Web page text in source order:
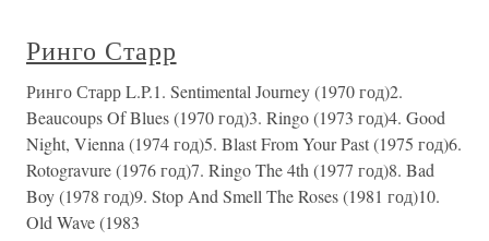
Ринго Старр
Ринго Старр L.P.1. Sentimental Journey (1970 год)2.
Beaucoups Of Blues (1970 год)3. Ringo (1973 год)4. Good
Night, Vienna (1974 год)5. Blast From Your Past (1975 год)6.
Rotogravure (1976 год)7. Ringo The 4th (1977 год)8. Bad
Boy (1978 год)9. Stop And Smell The Roses (1981 год)10.
Old Wave (1983